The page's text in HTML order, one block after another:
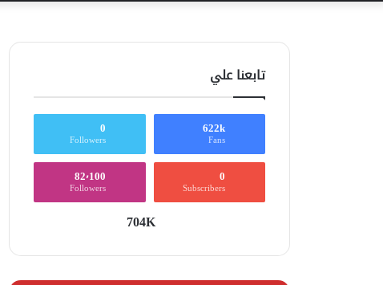
تابعنا علي
622k
Fans
0
Followers
0
Subscribers
82٬100
Followers
704K